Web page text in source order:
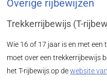
Overige rijbewijzen
Trekkerrijbewijs (T-
Wie 16 of 17 jaar is en met een
moet over een trekkerrijbewijs
het T-rijbewijs op dewebsite